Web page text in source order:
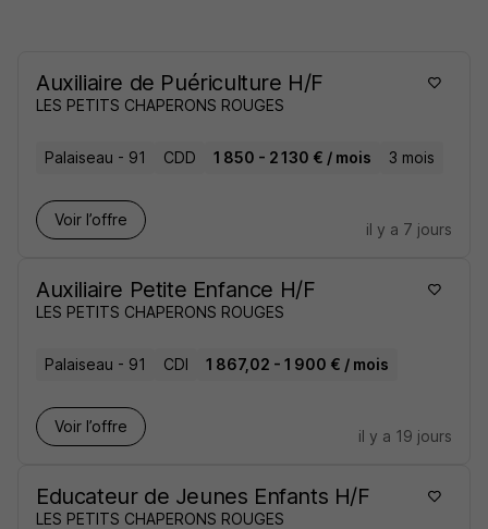
Auxiliaire de Puériculture H/F
LES PETITS CHAPERONS ROUGES
Palaiseau - 91 CDD 1 850 - 2 130 € / mois 3 mois
Voir l’offre
il y a 7 jours
Auxiliaire Petite Enfance H/F
LES PETITS CHAPERONS ROUGES
Palaiseau - 91 CDI 1 867,02 - 1 900 € / mois
Voir l’offre
il y a 19 jours
Educateur de Jeunes Enfants H/F
LES PETITS CHAPERONS ROUGES